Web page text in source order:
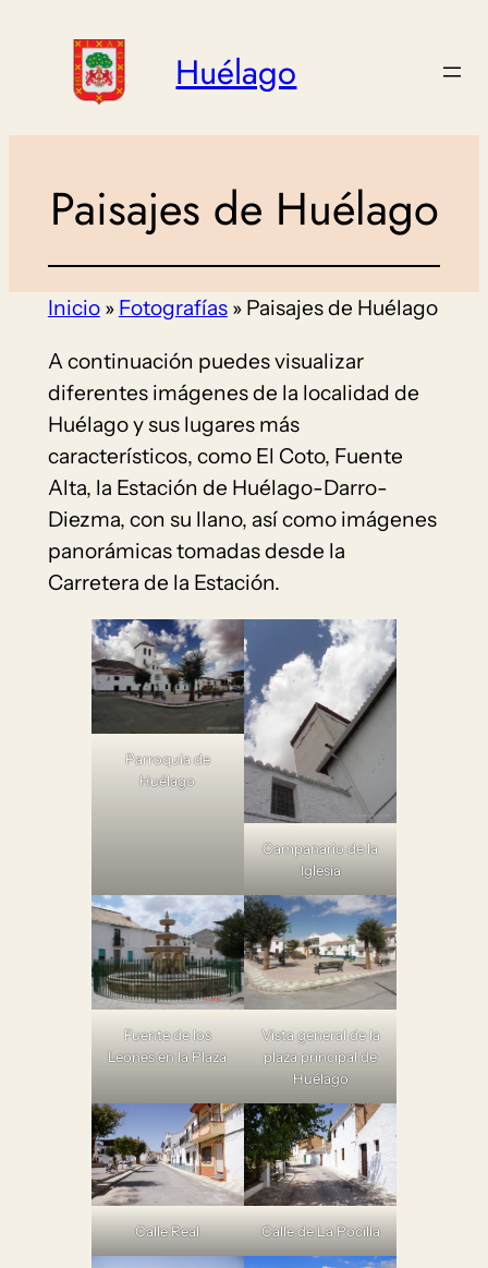
contenido
Huélago
Paisajes de Huélago
Inicio » Fotografías »Paisajes de Huélago
A continuación puedes visualizar
diferentes imágenes de la localidad de
Huélago y sus lugares más
característicos, como El Coto, Fuente
Alta, la Estación de Huélago-Darro-
Diezma, con su llano, así como imágenes
panorámicas tomadas desde la
Carretera de la Estación.
Parroquia de
Huélago
Campanario de la
Iglesia
Fuente de los
Leones en la Plaza
Vista general de la
plaza principal de
Huélago
Calle Real Calle de La Pocilla